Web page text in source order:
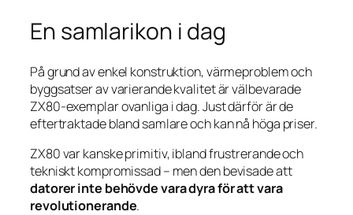
En samlarikon i dag
På grund av enkel konstruktion, värmeproblem och
byggsatser av varierande kvalitet är välbevarade
ZX80-exemplar ovanliga i dag. Just därför är de
eftertraktade bland samlare och kan nå höga priser.
ZX80 var kanske primitiv, ibland frustrerande och
tekniskt kompromissad – men den bevisade att
datorer inte behövde vara dyra för att vara
revolutionerande.